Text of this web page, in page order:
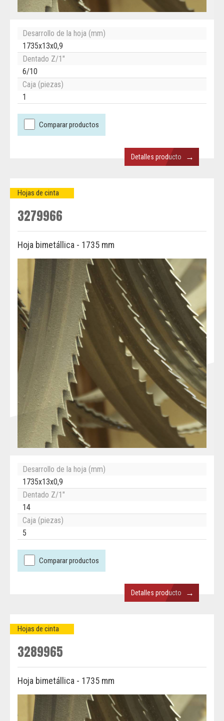
Desarrollo de la hoja (mm)
1735x13x0,9
Dentado Z/1"
6/10
Caja (piezas)
1
Comparar productos
Detalles producto →
Hojas de cinta
3279966
Hoja bimetállica - 1735 mm
Desarrollo de la hoja (mm)
1735x13x0,9
Dentado Z/1"
14
Caja (piezas)
5
Comparar productos
Detalles producto →
Hojas de cinta
3289965
Hoja bimetállica - 1735 mm